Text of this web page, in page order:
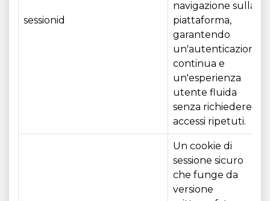
sessionid
navigazione sulla
piattaforma,
garantendo
un'autenticazione
continua e
un'esperienza
utente fluida
senza richiedere
accessi ripetuti.
Un cookie di
sessione sicuro
che funge da
versione